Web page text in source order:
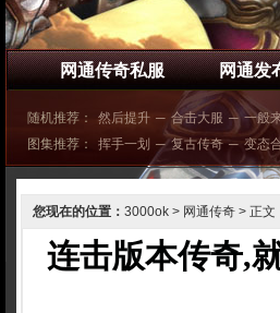
网通传奇私服 网通发
随机推荐： 然后提升 ─ 合击大服 ─ 一般
图集推荐：
挥手一划 ─ 复古传奇 ─ 变态
您现在的位置： 3000ok > 网通传奇 > 正文
连击版本传奇,